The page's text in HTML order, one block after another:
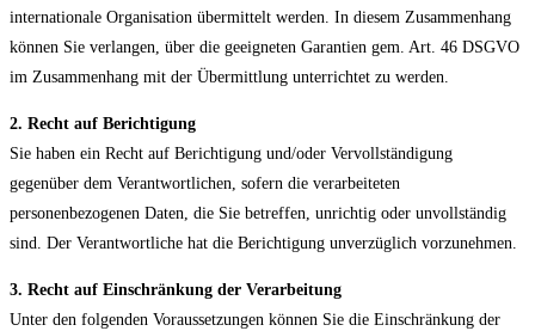
internationale Organisation übermittelt werden. In diesem Zusammenhang
können Sie verlangen, über die geeigneten Garantien gem. Art. 46 DSGVO
im Zusammenhang mit der Übermittlung unterrichtet zu werden.
2. Recht auf Berichtigung
Sie haben ein Recht auf Berichtigung und/oder Vervollständigung
gegenüber dem Verantwortlichen, sofern die verarbeiteten
personenbezogenen Daten, die Sie betreffen, unrichtig oder unvollständig
sind. Der Verantwortliche hat die Berichtigung unverzüglich vorzunehmen.
3. Recht auf Einschränkung der Verarbeitung
Unter den folgenden Voraussetzungen können Sie die Einschränkung der